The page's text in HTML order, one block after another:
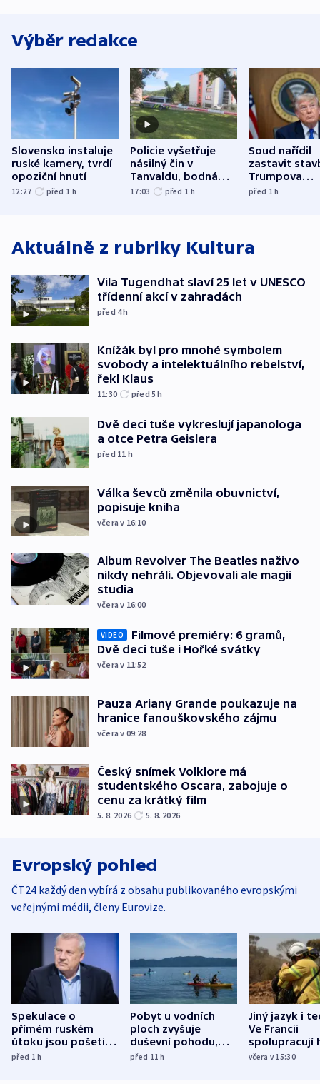
Výběr redakce
Slovensko instaluje
ruské kamery, tvrdí
opoziční hnutí
12:27 před 1 h
Policie vyšetřuje
násilný čin v
Tanvaldu, bodná
zranění při něm
17:03 před 1 h
Soud nařídil
zastavit
Trumpova
tanečního
před 1h
Aktuálně z rubriky Kultura
Vila Tugendhat slaví 25 let v UNESCO
třídenní akcí v zahradách
před 4h
Knížák byl pro mnohé symbolem
svobody a intelektuálního rebelství,
řekl Klaus
11:30 před 5h
Dvě deci tuše vykreslují japanologa
a otce Petra Geislera
před 11 h
Válka ševců změnila obuvnictví,
popisuje kniha
včera v 16:10
Album Revolver The Beatles naživo
nikdy nehráli. Objevovali ale magii
studia
včera v 16:00
VIDEO
Filmové premiéry: 6 gramů,
Dvě deci tuše i Hořké svátky
včera v 11:52
Pauza Ariany Grande poukazuje na
hranice fanouškovského zájmu
včera v 09:28
Český snímek Volklore má
studentského Oscara, zabojuje o
cenu za krátký film
5. 8. 2026 5. 8. 2026
Evropský pohled
ČT24 každý den vybírá z obsahu publikovaného evropskými
veřejnými médii, členy Eurovize.
Spekulace o
přímém ruském
útoku jsou pošetilé,
míní estonský
před 1h
Pobyt u vodních
ploch zvyšuje
duševní pohodu,
ukázala
před 11h
Jiný jazyk i
Ve Francii
spolupracují
různých zemí
včera v 15:30